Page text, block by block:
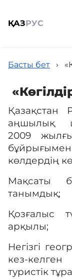
ҚАЗРУС
Жалпы
Жаңалықтар
Келушілерге
Спорттық
Галерея
Басты бет ›
Қазақстан
аңшылық
2009
көлдердің
Мақсаты
танымдық;
Қозғалыс
арқылы;
Негізгі
кез-
туристік